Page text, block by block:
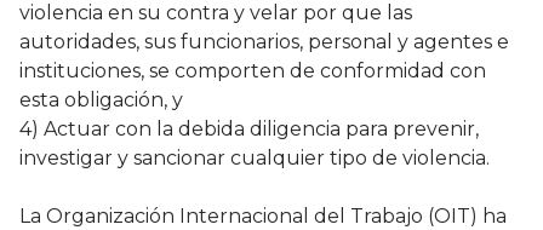
violencia en su contra y velar por que las
autoridades, sus funcionarios, personal y agentes e
instituciones, se comporten de conformidad con
esta obligación, y
4) Actuar con la debida diligencia para prevenir,
investigar y sancionar cualquier tipo de violencia.
La Organización Internacional del Trabajo (OIT) ha